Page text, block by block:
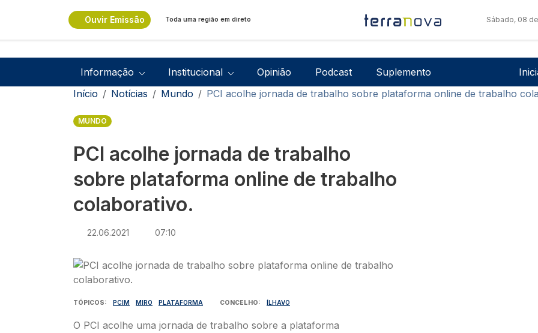
Ouvir Emissão Toda uma região em direto Sábado, 08
Navegação principal
Informação Institucional Opinião Podcast Suplemento
Navegação estrutural
Início Notícias Mundo PCI acolhe jornada de trabalho sobre plataforma online de trabalho
MUNDO
PCI acolhe jornada de trabalho
sobre plataforma online de trabalho
colaborativo.
22.06.2021 07:10
Imagem
TÓPICOS PCIM MIRO PLATAFORMA CONCELHO ÍLHAVO
O PCI acolhe uma jornada de trabalho sobre a plataforma